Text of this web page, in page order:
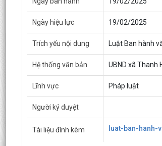
Ngày hiệu lực 19/02/2025
Trích yếu nội dung Luật Ban hành
Hệ thống văn bản UBND xã Thanh
Lĩnh vực Pháp luật
Người ký duyệt
Tài liệu đính kèm